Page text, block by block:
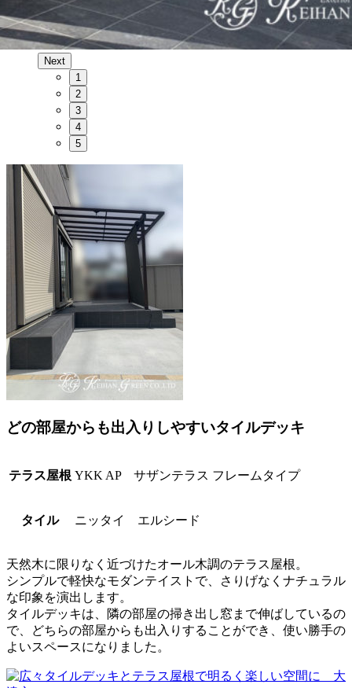
Next
1
2
3
4
5
どの部屋からも出入りしやすいタイルデッキ
テラス屋根 YKK AP サザンテラス フレームタイプ
タイル ニッタイ エルシード
天然木に限りなく近づけたオール木調のテラス屋根。
シンプルで軽快なモダンテイストで、さりげなくナチュラル
な印象を演出します。
タイルデッキは、隣の部屋の掃き出し窓まで伸ばしているの
で、どちらの部屋からも出入りすることができ、使い勝手の
よいスペースになりました。